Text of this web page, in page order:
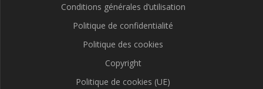
Conditions générales d’utilisation
Politique de confidentialité
Politique des cookies
Copyright
Politique de cookies (UE)